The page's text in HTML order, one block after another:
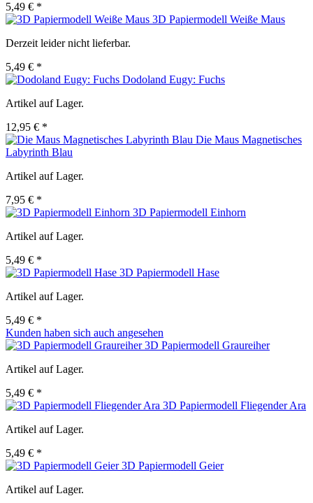
5,49 € *
3D Papiermodell Weiße Maus
Derzeit leider nicht lieferbar.
5,49 € *
Dodoland Eugy: Fuchs
Artikel auf Lager.
12,95 € *
Die Maus Magnetisches
Labyrinth Blau
Artikel auf Lager.
7,95 € *
3D Papiermodell Einhorn
Artikel auf Lager.
5,49 € *
3D Papiermodell Hase
Artikel auf Lager.
5,49 € *
Kunden haben sich auch angesehen
3D Papiermodell Graureiher
Artikel auf Lager.
5,49 € *
3D Papiermodell Fliegender Ara
Artikel auf Lager.
5,49 € *
3D Papiermodell Geier
Artikel auf Lager.